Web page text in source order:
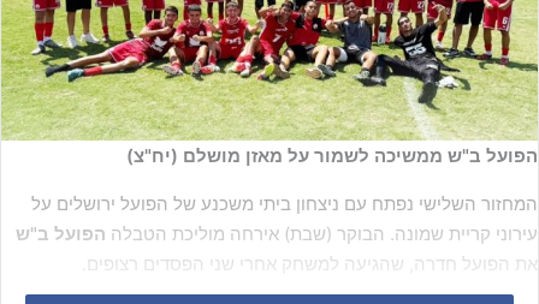
הפועל ב"ש ממשיכה לשמור על מאזן מושלם (יח"צ)
המחזור השלישי נפתח עם ניצחון ביתי משכנע של הפועל ירושלים על
עירוני קריית שמונה. הבוקר (שבת) אירחה מוליכת הטבלה הפועל ב"ש
את הפועל חדרה, שהגיעה למשחק אחרי שני הפסדים רצופים.